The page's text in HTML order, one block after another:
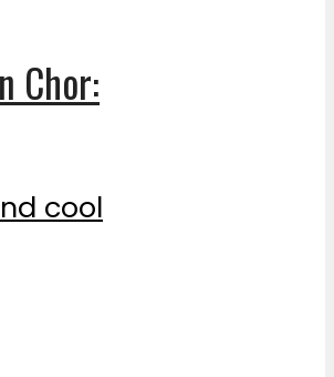
Chor: